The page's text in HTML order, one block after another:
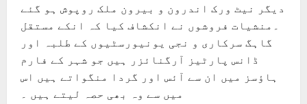
دیگر نیٹ ورک اندرون و بیرون ملک روپوش ہو گئے
۔منشیات فروشوں نے انکشاف کیا کہ انکے مستقل
گاہگ سرکاری و نجی یونیورسٹیوں کے طلبہ اور
ڈانس پارٹیز آرگنائزر ہیں جو شہر کے فارم
ہاﺅسز میں ان سے آئس اور گردا منگواتے ہیں اس
میں سے وہ بھی حصہ لیتے ہیں ۔